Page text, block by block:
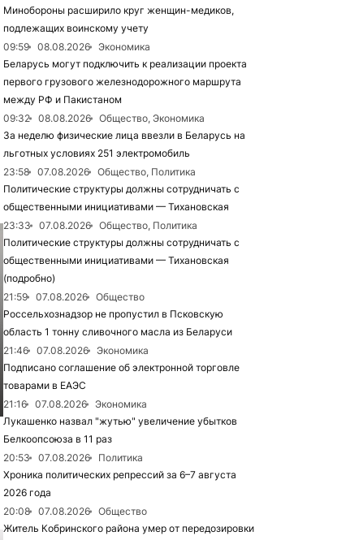
Минобороны расширило круг женщин-медиков,
подлежащих воинскому учету
09:59
08.08.2026
Экономика
Беларусь могут подключить к реализации проекта
первого грузового железнодорожного маршрута
между РФ и Пакистаном
09:32
08.08.2026
Общество, Экономика
За неделю физические лица ввезли в Беларусь на
льготных условиях 251 электромобиль
23:58
07.08.2026
Общество, Политика
Политические структуры должны сотрудничать с
общественными инициативами — Тихановская
23:33
07.08.2026
Общество, Политика
Политические структуры должны сотрудничать с
общественными инициативами — Тихановская
(подробно)
21:59
07.08.2026
Общество
Россельхознадзор не пропустил в Псковскую
область 1 тонну сливочного масла из Беларуси
21:46
07.08.2026
Экономика
Подписано соглашение об электронной торговле
товарами в ЕАЭС
21:16
07.08.2026
Экономика
Лукашенко назвал "жутью" увеличение убытков
Белкоопсоюза в 11 раз
20:53
07.08.2026
Политика
Хроника политических репрессий за 6–7 августа
2026 года
20:08
07.08.2026
Общество
Житель Кобринского района умер от передозировки